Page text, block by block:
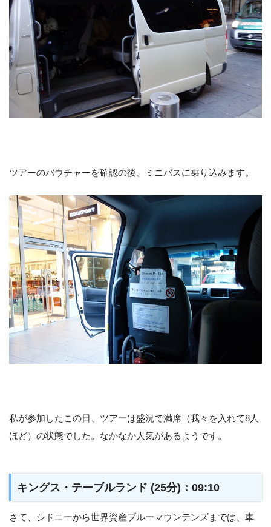
ツアーのバウチャーを確認の後、ミニバスに乗り込みます。
私が参加したこの日、ツアーは盛況で満席（我々を入れて8人
ほど）の状態でした。なかなか人気があるようです。
キングス・テーブルランド (25分)：09:10
さて、シドニーから世界資産ブルーマウンテンズまでは、車